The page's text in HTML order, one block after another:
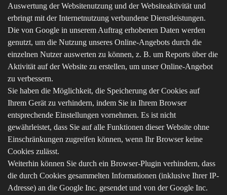
Auswertung der Websitenutzung und der Websiteaktivität und
erbringt mit der Internetnutzung verbundene Dienstleistungen.
Die von Google in unserem Auftrag erhobenen Daten werden
genutzt, um die Nutzung unseres Online-Angebots durch die
einzelnen Nutzer auswerten zu können, z. B. um Reports über die
Aktivität auf der Website zu erstellen, um unser Online-Angebot
zu verbessern.
Sie haben die Möglichkeit, die Speicherung der Cookies auf
Ihrem Gerät zu verhindern, indem Sie in Ihrem Browser
entsprechende Einstellungen vornehmen. Es ist nicht
gewährleistet, dass Sie auf alle Funktionen dieser Website ohne
Einschränkungen zugreifen können, wenn Ihr Browser keine
Cookies zulässt.
Weiterhin können Sie durch ein Browser-Plugin verhindern, dass
die durch Cookies gesammelten Informationen (inklusive Ihrer IP-
Adresse) an die Google Inc. gesendet und von der Google Inc.